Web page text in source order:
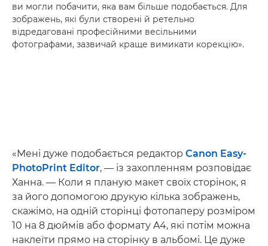
ви могли побачити, яка вам більше подобається. Для
зображень, які були створені й ретельно
відредаговані професійними весільними
фотографами, зазвичай краще вимикати корекцію».
«Мені дуже подобається редактор Canon Easy-
PhotoPrint Editor, — із захопленням розповідає
Ханна. — Коли я планую макет своїх сторінок, я
за його допомогою друкую кілька зображень,
скажімо, на одній сторінці фотопаперу розміром
10 на 8 дюймів або формату A4, які потім можна
наклеїти прямо на сторінку в альбомі. Це дуже